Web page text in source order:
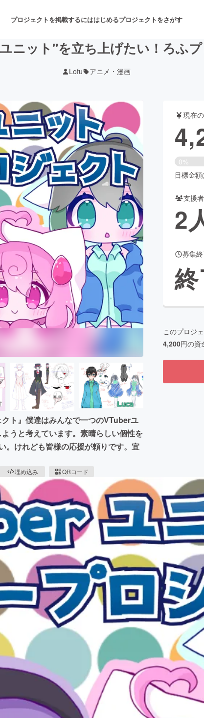
プロジェクトを掲載するにははじめるプロジェクトをさがす
舞台・パフォーマンス
ーム・サービス開発 フード・飲食店
籍・雑誌出版 アニメ・漫画
チャレンジ ビューティー・ヘルス
CAMPFIRE for Social GoodCAMPFIRE Creation
CAMPFIREふるさと納税machi-yaコミュニティ
ニット"を立ち上げたい！ろふ
Lofu アニメ・漫画
ト』僕達はみんなで一つのVTuberユ
うと考えています。素晴らしい個性を
。けれども皆様の応援が頼りです。宜
埋め込み QRコード
現在
0%
目標金
支援
2
募集
終
このプロジェ
4,200円の資